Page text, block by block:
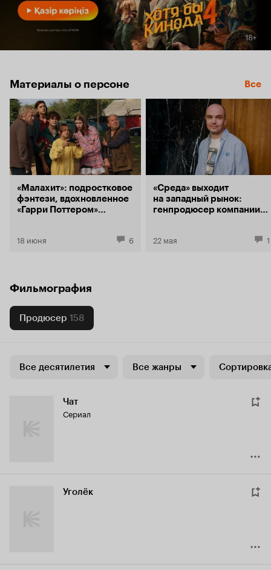
Материалы о персоне Все
«Малахит»: подростковое
фэнтези, вдохновленное
«Гарри Поттером»
18 июня 6
«Среда» выходит
на западный рынок:
генпродюсер компании
на копродукцию
22 мая 1
Фильмография
Продюсер 158
Все десятилетия Все жанры
Чат
Сериал
Уголёк